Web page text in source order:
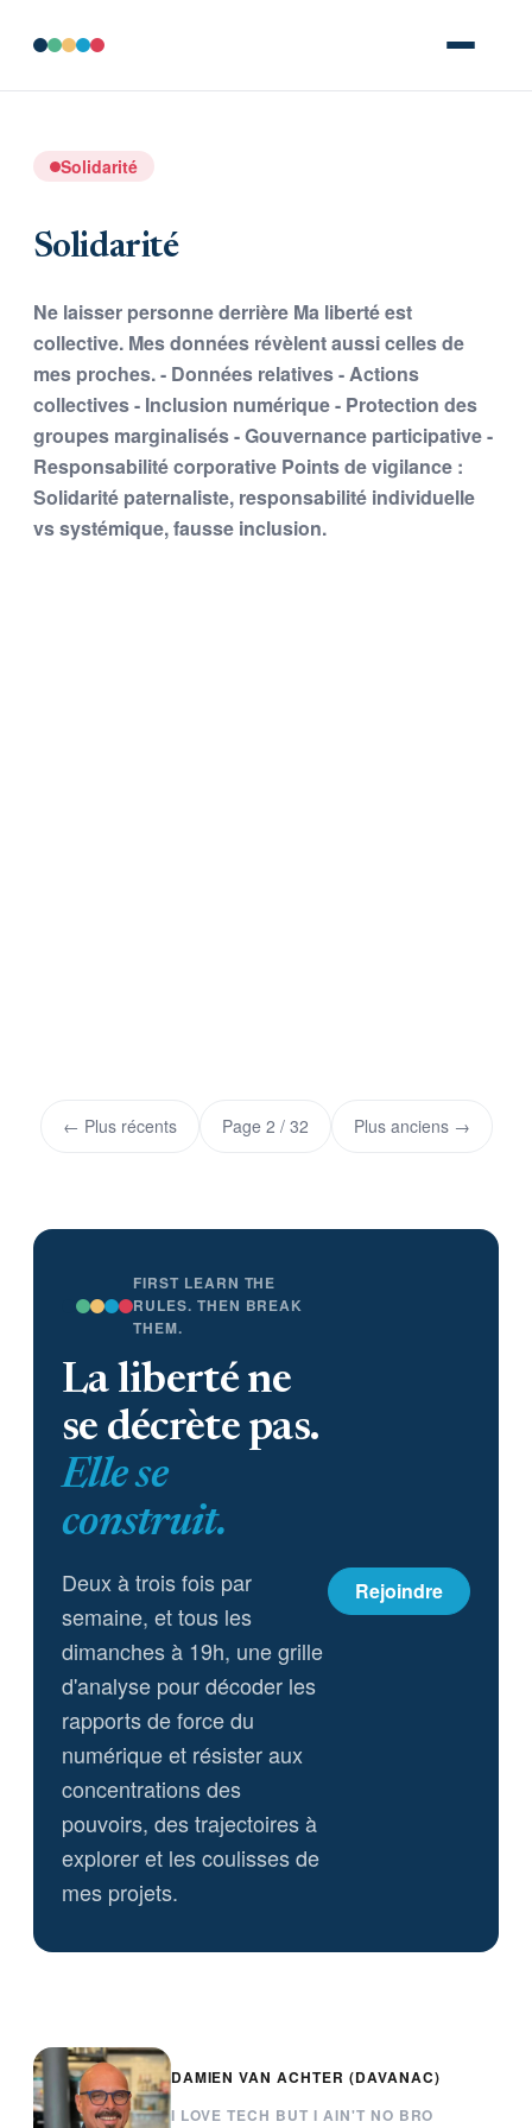
Solidarité
Solidarité
Ne laisser personne derrière Ma liberté est
collective. Mes données révèlent aussi celles de
mes proches. - Données relatives - Actions
collectives - Inclusion numérique - Protection des
groupes marginalisés - Gouvernance participative -
Responsabilité corporative Points de vigilance :
Solidarité paternaliste, responsabilité individuelle
vs systémique, fausse inclusion.
← Plus récents Page 2 / 32 Plus anciens →
FIRST LEARN THE
RULES. THEN BREAK
THEM.
La liberté ne
se décrète pas.
Elle se
construit.
Deux à trois fois par
semaine, et tous les
dimanches à 19h, une grille
d'analyse pour décoder les
rapports de force du
numérique et résister aux
concentrations des
pouvoirs, des trajectoires à
explorer et les coulisses de
mes projets.
Rejoindre
DAMIEN VAN ACHTER (DAVANAC)
I LOVE TECH BUT I AIN'T NO BRO